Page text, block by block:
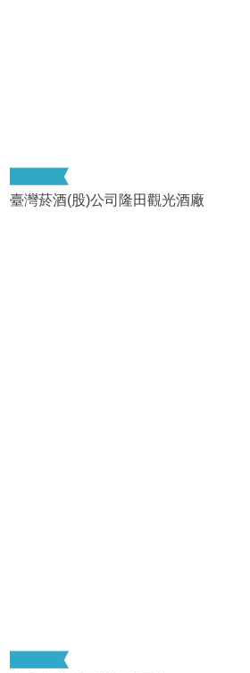
臺灣菸酒(股)公司隆田觀光酒廠